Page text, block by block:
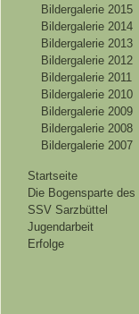
Bildergalerie 2015
Bildergalerie 2014
Bildergalerie 2013
Bildergalerie 2012
Bildergalerie 2011
Bildergalerie 2010
Bildergalerie 2009
Bildergalerie 2008
Bildergalerie 2007
Startseite
Die Bogensparte des
SSV Sarzbüttel
Jugendarbeit
Erfolge